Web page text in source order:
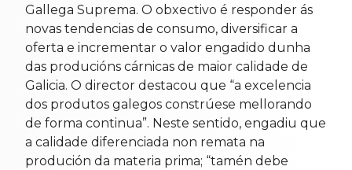
Gallega Suprema. O obxectivo é responder ás
novas tendencias de consumo, diversificar a
oferta e incrementar o valor engadido dunha
das producións cárnicas de maior calidade de
Galicia. O director destacou que “a excelencia
dos produtos galegos constrúese mellorando
de forma continua”. Neste sentido, engadiu que
a calidade diferenciada non remata na
produción da materia prima; “tamén debe